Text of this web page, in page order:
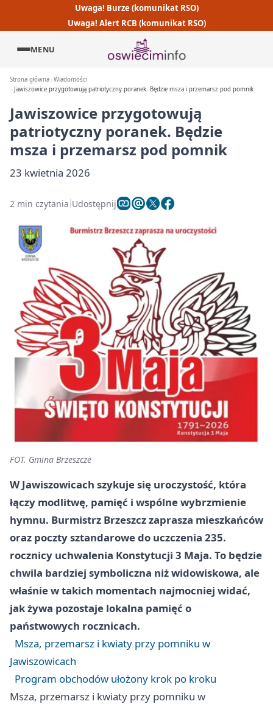
Uwaga! Burze (komunikat RSO)
Uwaga! Alert RCB (komunikat RSO)
MENU
Strona główna Wiadomości
Jawiszowice przygotowują patriotyczny poranek. Będzie msza i przemarsz pod pomnik
Jawiszowice przygotowują
patriotyczny poranek. Będzie
msza i przemarsz pod pomnik
23 kwietnia 2026
2 min czytania Udostępnij
FOT. Gmina Brzeszcze
W Jawiszowicach szykuje się uroczystość, która
łączy modlitwę, pamięć i wspólne wybrzmienie
hymnu. Burmistrz Brzeszcz zaprasza mieszkańców
oraz poczty sztandarowe do uczczenia 235.
rocznicy uchwalenia Konstytucji 3 Maja. To będzie
chwila bardziej symboliczna niż widowiskowa, ale
właśnie w takich momentach najmocniej widać,
jak żywa pozostaje lokalna pamięć o
państwowych rocznicach.
Msza, przemarsz i kwiaty przy pomniku w
Jawiszowicach
Program obchodów ułożony krok po kroku
Msza, przemarsz i kwiaty przy pomniku w